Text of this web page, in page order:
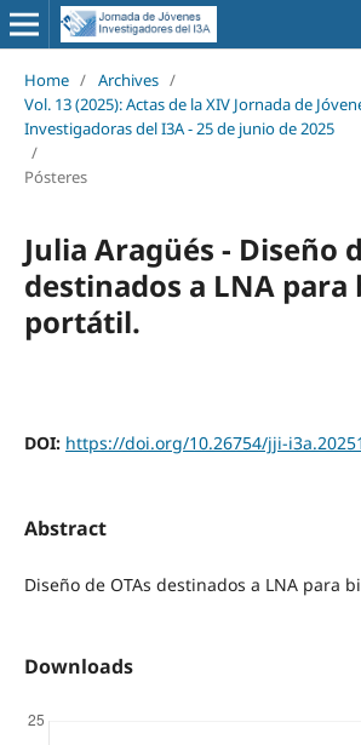
Home / Archives /
Vol. 13 (2025): Actas de la XIV Jornada de
Investigadoras del I3A - 25 de junio de 2025
/
Pósteres
Julia Aragüés - Diseño
destinados a LNA para
portátil.
DOI: https://doi.org/10.26754/jji-
Abstract
Diseño de OTAs destinados a LNA para
Downloads